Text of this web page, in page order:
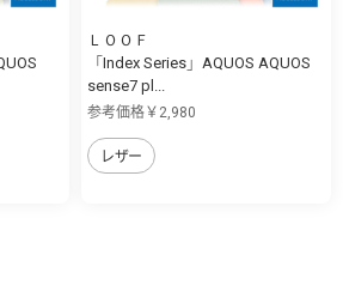
ＬＯＯＦ
「Index Series」AQUOS AQUOS
sense7 pl...
参考価格￥2,980
レザー